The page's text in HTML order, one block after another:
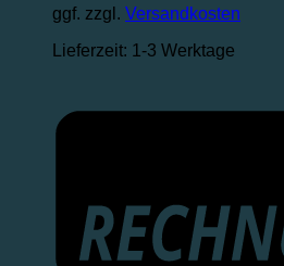
ggf. zzgl. Versandkosten
Lieferzeit: 1-3 Werktage